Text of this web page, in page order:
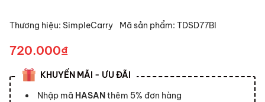
Thương hiệu: SimpleCarry Mã sản phẩm: TDSD77Bl
720.000₫
KHUYẾN MÃI - ƯU ĐÃI
Nhập mã HASANthêm 5% đơn hàng